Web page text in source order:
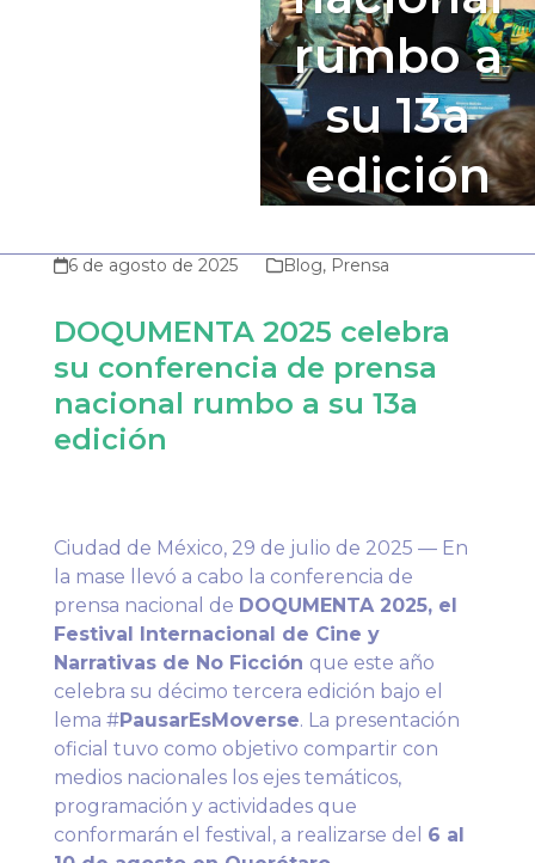
rumbo a
su 13a
edición
6 de agosto de 2025 Blog, Prensa
DOQUMENTA 2025 celebra
su conferencia de prensa
nacional rumbo a su 13a
edición
Ciudad de México, 29 de julio de 2025 — En
la mase llevó a cabo la conferencia de
prensa nacional de DOQUMENTA 2025, el
Festival Internacional de Cine y
Narrativas de No Ficción que este año
celebra su décimo tercera edición bajo el
lema #PausarEsMoverse. La presentación
oficial tuvo como objetivo compartir con
medios nacionales los ejes temáticos,
programación y actividades que
conformarán el festival, a realizarse del 6 al